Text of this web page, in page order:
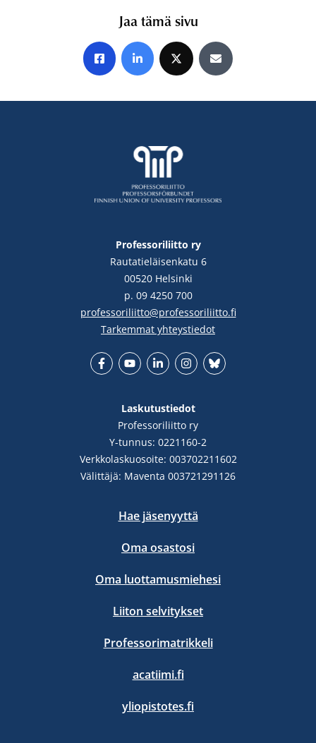
Jaa tämä sivu
Jaa Facebookissa
Jaa LinkedInissä
Jaa X:ssäJaa sähköpostitse
Professoriliitto ry
Rautatieläisenkatu 6
00520 Helsinki
p. 09 4250 700
professoriliitto@professoriliitto.fi
Tarkemmat yhteystiedot
Laskutustiedot
Professoriliitto ry
Y-tunnus: 0221160-2
Verkkolaskuosoite: 003702211602
Välittäjä: Maventa 003721291126
Hae jäsenyyttä
Oma osastosi
Oma luottamusmiehesi
Liiton selvitykset
Professorimatrikkeli
acatiimi.fi
yliopistotes.fi